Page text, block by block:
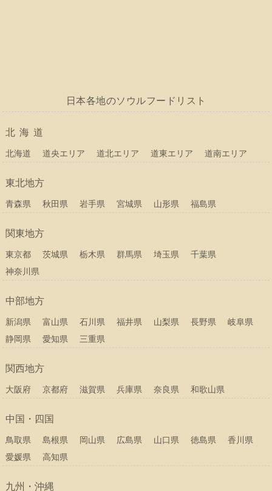
日本各地のソウルフードリスト
北海道
北海道 道央エリア 道北エリア 道東エリア 道南エリア
東北地方
青森県 秋田県 岩手県 宮城県 山形県 福島県
関東地方
東京都 茨城県 栃木県 群馬県 埼玉県
千葉県
神奈川県
中部地方
新潟県 富山県 石川県 福井県 山梨県 長野県
岐阜県
静岡県
愛知県 三重県
関西地方
大阪府 京都府 滋賀県 兵庫県 奈良県 和歌山県
中国・四国
鳥取県 島根県 岡山県 広島県 山口県 徳島県
香川県
愛媛県
高知県
九州・沖縄